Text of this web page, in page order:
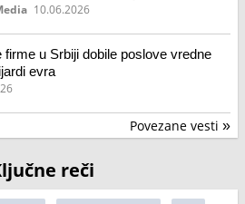
10.06.2026
u Srbiji dobile poslove vredne
evra
Povezane vesti »
reči